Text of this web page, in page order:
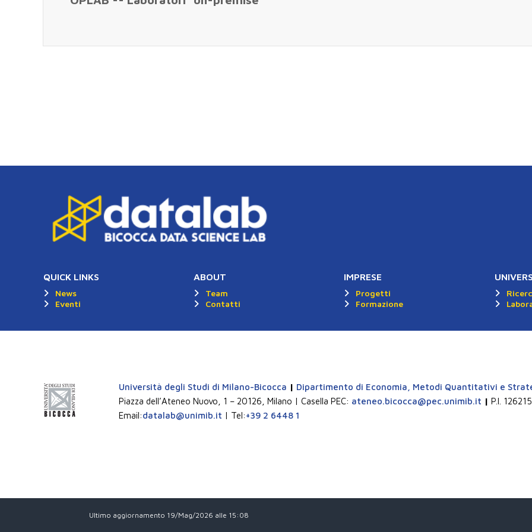
QUICK LINKS
News
Eventi
ABOUT
Team
Contatti
IMPRESE
Progetti
Formazione
Università degli Studi di Milano-Bicocca | Dipartimento di Economia, Metodi Quantitativi e
Piazza dell’Ateneo Nuovo, 1 – 20126, Milano | Casella PEC: ateneo.bicocca@pec.unimib.it | P.I.
Email:datalab@unimib.it | Tel:+39 2 6448 1
Ultimo aggiornamento 19/Mag/2026 alle 15:08